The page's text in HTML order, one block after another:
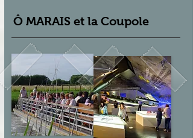
Ô MARAIS et la Coupole